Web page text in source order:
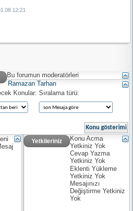
12:21
Bu forumun moderatörleri
Ramazan Tarhan
Konular: Sıralama türü:
Yetkileriniz
Konu Acma
YetkinizYok
Cevap Yazma
YetkinizYok
Eklenti Yükleme
YetkinizYok
Mesajınızı
Değiştirme Yetkiniz
Yok